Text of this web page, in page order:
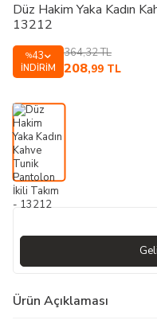
Düz Hakim Yaka Kadın
13212
%43
İNDIRIM
364,32TL
208,99 TL
Ürün Açıklaması